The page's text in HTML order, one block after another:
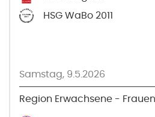
HSG WaBo 2011
Samstag, 9.5.2026
Region Erwachsene -